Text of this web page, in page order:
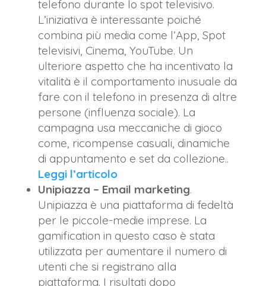
telefono durante lo spot televisivo.
L’iniziativa è interessante poiché
combina più media come l’App, Spot
televisivi, Cinema, YouTube. Un
ulteriore aspetto che ha incentivato la
vitalità è il comportamento inusuale da
fare con il telefono in presenza di altre
persone (influenza sociale). La
campagna usa meccaniche di gioco
come, ricompense casuali, dinamiche
di appuntamento e set da collezione..
Leggi l’articolo
Unipiazza – Email marketing.
Unipiazza è una piattaforma di fedeltà
per le piccole-medie imprese. La
gamification in questo caso è stata
utilizzata per aumentare il numero di
utenti che si registrano alla
piattaforma. I risultati dopo